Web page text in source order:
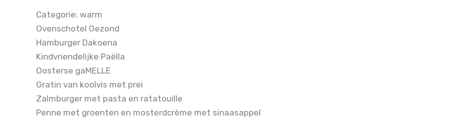
Categorie: warm
Ovenschotel Gezond
Hamburger Dakoena
Kindvriendelijke Paëlla
Oosterse gaMELLE
Gratin van koolvis met prei
Zalmburger met pasta en ratatouille
Penne met groenten en mosterdcrème met sinaasappel